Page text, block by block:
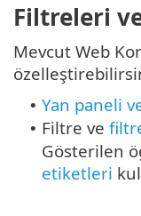
Filtreleri
Mevcut Web
• Yan paneli
• Filtre ve
Gösterilen
etiketleri